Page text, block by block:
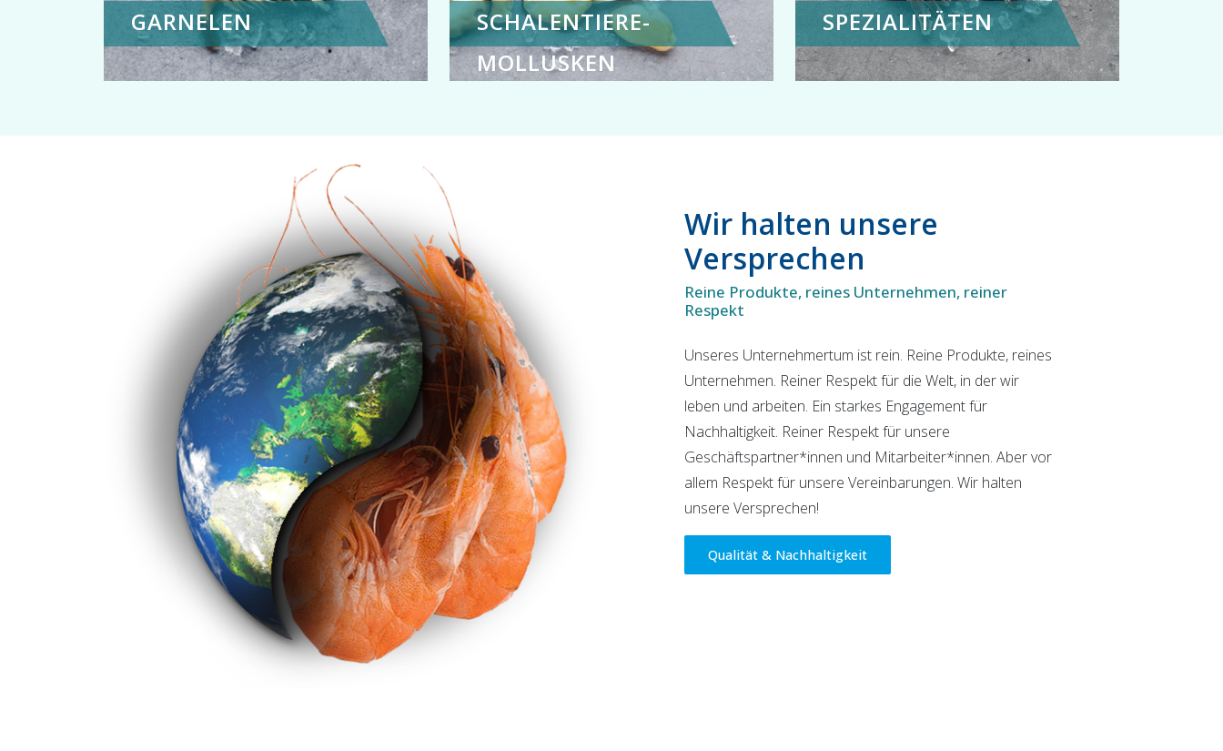
GARNELEN
SCHALENTIERE-
MOLLUSKEN
SPEZIALITÄTEN
Wir halten unsere
Versprechen
Reine Produkte, reines Unternehmen, reiner
Respekt
Unseres Unternehmertum ist rein. Reine Produkte, reines
Unternehmen. Reiner Respekt für die Welt, in der wir
leben und arbeiten. Ein starkes Engagement für
Nachhaltigkeit. Reiner Respekt für unsere
Geschäftspartner*innen und Mitarbeiter*innen. Aber vor
allem Respekt für unsere Vereinbarungen. Wir halten
unsere Versprechen!
Qualität & Nachhaltigkeit